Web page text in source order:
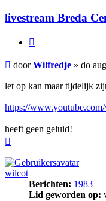
livestream Breda
Bericht
doorWilfredje » do
let op kan maar tijdelijk
https://
heeft geen geluid!
wilcot
Berichten: 1983
Lid geworden op: